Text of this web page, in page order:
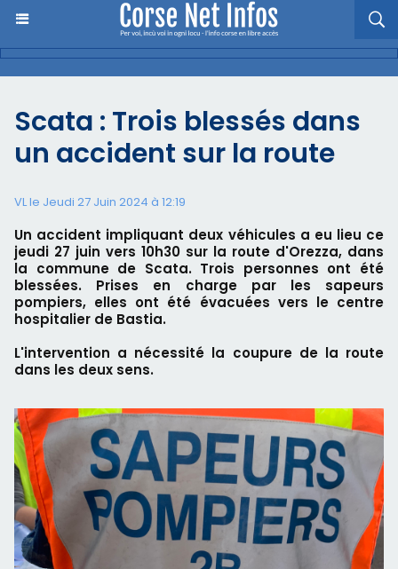
Scata : Trois blessés dans
un accident sur la route
VL le Jeudi 27 Juin 2024 à 12:19
Un accident impliquant deux véhicules a eu lieu ce
jeudi 27 juin vers 10h30 sur la route d'Orezza, dans
la commune de Scata. Trois personnes ont été
blessées. Prises en charge par les sapeurs
pompiers, elles ont été évacuées vers le centre
hospitalier de Bastia.
L'intervention a nécessité la coupure de la route
dans les deux sens.